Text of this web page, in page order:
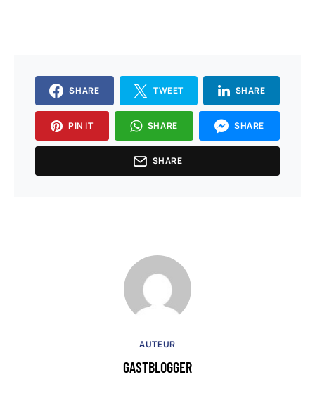
SHARE TWEET SHARE
PIN IT SHARE SHARE
SHARE
AUTEUR
GASTBLOGGER